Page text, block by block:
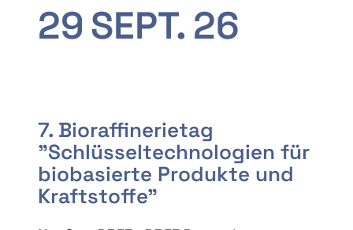
29SEPT. 26
7. Bioraffinerietag
"Schlüsseltechnologien für
biobasierte Produkte und
Kraftstoffe"